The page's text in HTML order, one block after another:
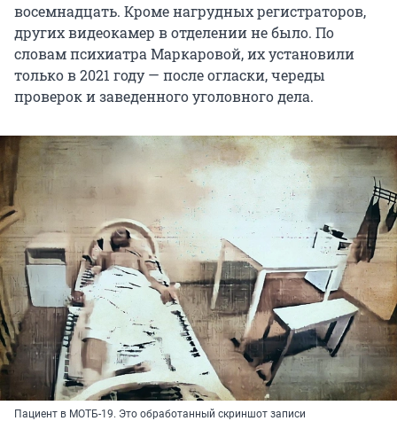
восемнадцать. Кроме нагрудных регистраторов,
других видеокамер в отделении не было. По
словам психиатра Маркаровой, их установили
только в 2021 году — после огласки, череды
проверок и заведенного уголовного дела.
Пациент в МОТБ-19. Это обработанный скриншот записи